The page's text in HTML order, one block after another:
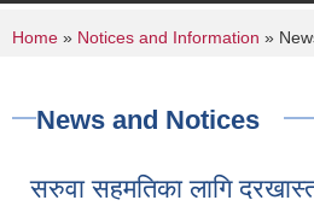
You are here
Home » Notices and Information »
News and Notices
सरुवा सहमतिका लागि